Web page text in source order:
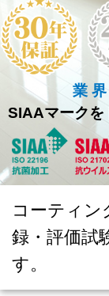
業 界
SIAAマークを
コーティン
録・評価試
す。